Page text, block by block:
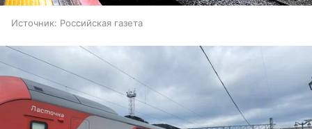
Источник: Российская газета